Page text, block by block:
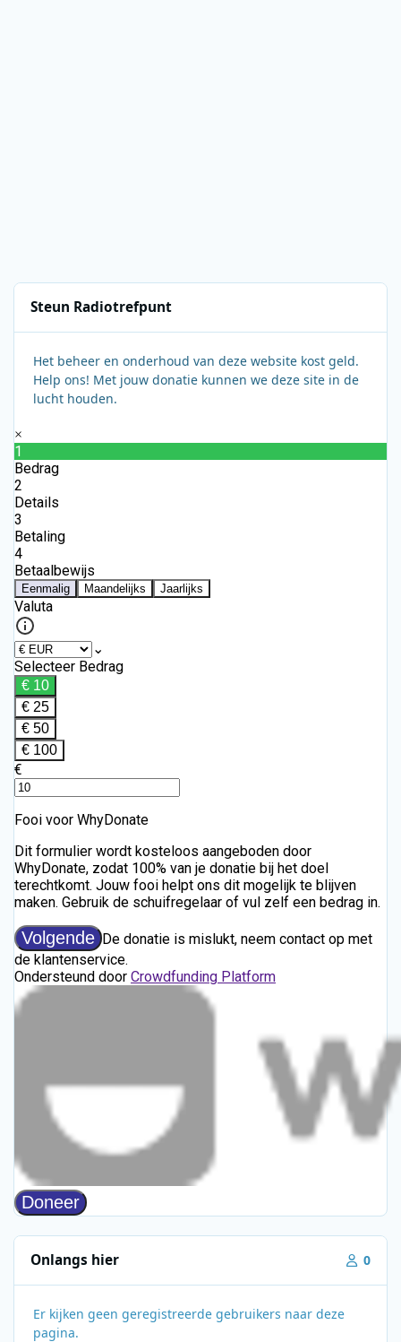
Steun Radiotrefpunt
Het beheer en onderhoud van deze website kost geld.
Help ons! Met jouw donatie kunnen we deze site in de
lucht houden.
Onlangs hier 0
Er kijken geen geregistreerde gebruikers naar deze
pagina.